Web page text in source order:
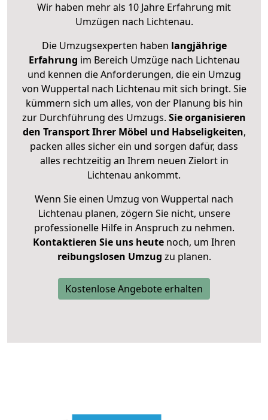
Wir haben mehr als 10 Jahre Erfahrung mit
Umzügen nach Lichtenau.
Die Umzugsexperten haben langjährige
Erfahrung im Bereich Umzüge nach Lichtenau
und kennen die Anforderungen, die ein Umzug
von Wuppertal nach Lichtenau mit sich bringt. Sie
kümmern sich um alles, von der Planung bis hin
zur Durchführung des Umzugs. Sie organisieren
den Transport Ihrer Möbel und Habseligkeiten,
packen alles sicher ein und sorgen dafür, dass
alles rechtzeitig an Ihrem neuen Zielort in
Lichtenau ankommt.
Wenn Sie einen Umzug von Wuppertal nach
Lichtenau planen, zögern Sie nicht, unsere
professionelle Hilfe in Anspruch zu nehmen.
Kontaktieren Sie uns heutenoch, um Ihren
reibungslosen Umzug zu planen.
Kostenlose Angebote erhalten